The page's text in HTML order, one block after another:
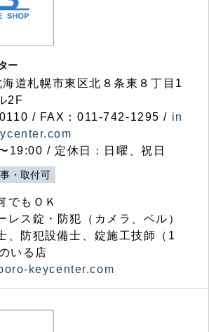
ー
道札幌市東区北８条東８丁目1
2F
/ FAX：011-742-1295 / in
19:00 / 定休日：日曜、祝日
・取付可
でもＯＫ
レス錠・防犯（カメラ、ベル）
、防犯設備士、錠施工技師（1
いる店
keycenter.com